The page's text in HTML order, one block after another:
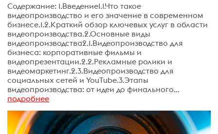
Содержание: 1.Введение1.1.Что такое
видеопроизводство и его значение в современном
бизнесе.1.2.Краткий обзор ключевых услуг в области
видеопроизводства.2.Основные виды
видеопроизводства2.1.Видеопроизводство для
бизнеса: корпоративные фильмы и
видеопрезентации.2.2.Рекламные ролики и
видеомаркетинг.2.3.Видеопроизводство для
социальных сетей и YouTube.3.Этапы
видеопроизводства: от идеи до финального...
подробнее